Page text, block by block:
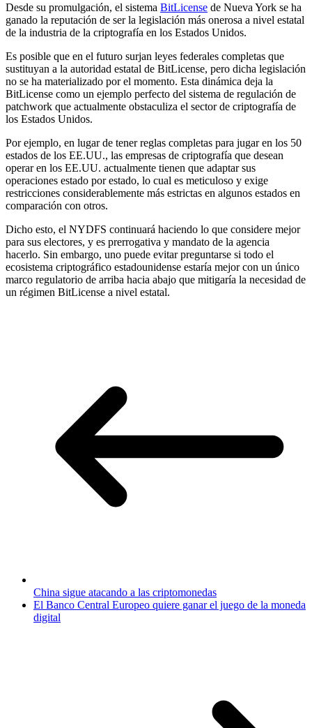
Desde su promulgación, el sistema BitLicense de Nueva York se ha
ganado la reputación de ser la legislación más onerosa a nivel estatal
de la industria de la criptografía en los Estados Unidos.
Es posible que en el futuro surjan leyes federales completas que
sustituyan a la autoridad estatal de BitLicense, pero dicha legislación
no se ha materializado por el momento. Esta dinámica deja la
BitLicense como un ejemplo perfecto del sistema de regulación de
patchwork que actualmente obstaculiza el sector de criptografía de
los Estados Unidos.
Por ejemplo, en lugar de tener reglas completas para jugar en los 50
estados de los EE.UU., las empresas de criptografía que desean
operar en los EE.UU. actualmente tienen que adaptar sus
operaciones estado por estado, lo cual es meticuloso y exige
restricciones considerablemente más estrictas en algunos estados en
comparación con otros.
Dicho esto, el NYDFS continuará haciendo lo que considere mejor
para sus electores, y es prerrogativa y mandato de la agencia
hacerlo. Sin embargo, uno puede evitar preguntarse si todo el
ecosistema criptográfico estadounidense estaría mejor con un único
marco regulatorio de arriba hacia abajo que mitigaría la necesidad de
un régimen BitLicense a nivel estatal.
China sigue atacando a las criptomonedas
El Banco Central Europeo quiere ganar el juego de la moneda
digital